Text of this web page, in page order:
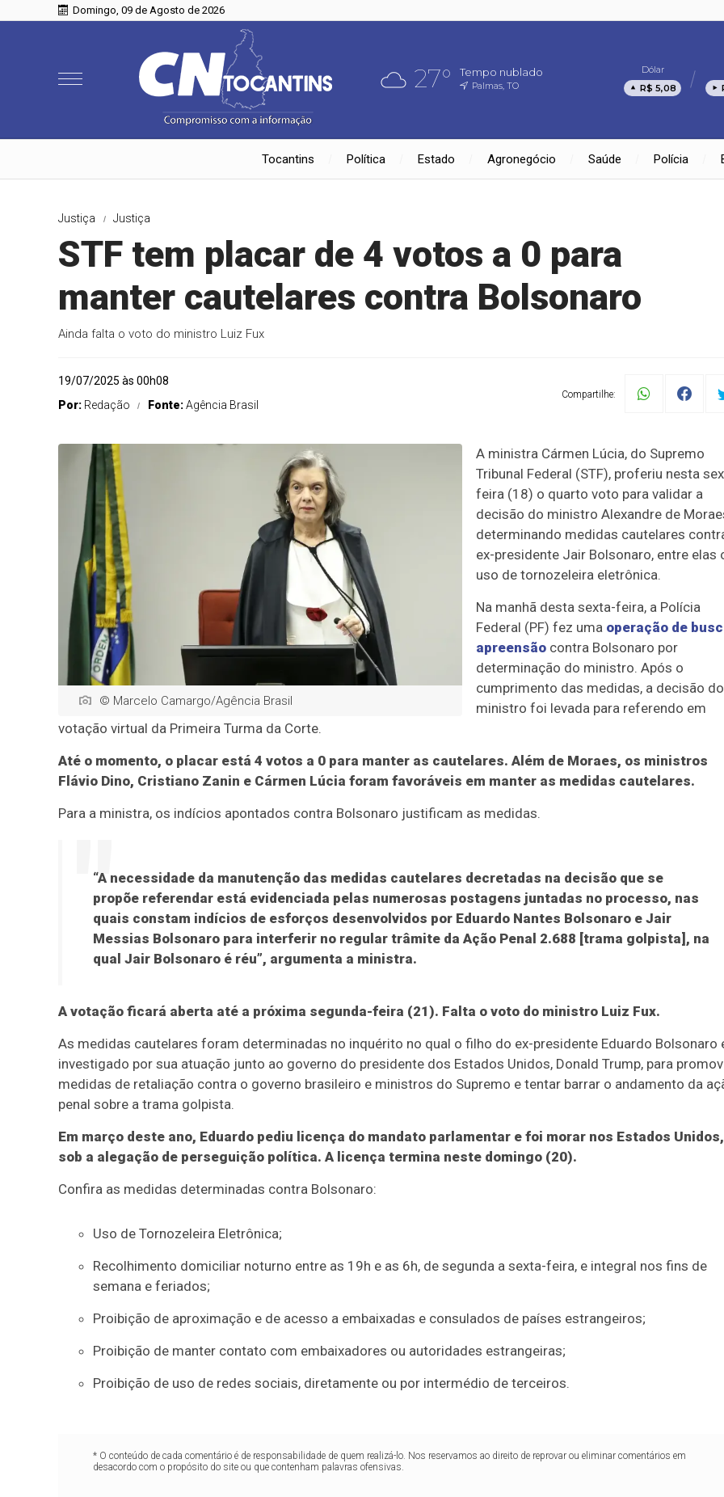
Domingo, 09 de Agosto de 2026
27° Tempo nublado
Palmas, TO
Dólar
R$ 5,08
Tocantins Política Estado Agronegócio Saúde Polícia
Justiça Justiça
STF tem placar de 4 votos a 0 para
manter cautelares contra Bolsonaro
Ainda falta o voto do ministro Luiz Fux
19/07/2025 às 00h08
Por: Redação Fonte:Agência Brasil
Compartilhe:
© Marcelo Camargo/Agência Brasil
A ministra Cármen Lúcia, do Supremo
Tribunal Federal (STF), proferiu nesta
feira (18) o quarto voto para validar a
decisão do ministro Alexandre de
determinando medidas cautelares
ex-presidente Jair Bolsonaro, entre elas
uso de tornozeleira eletrônica.
Na manhã desta sexta-feira, a Polícia
Federal (PF) fez uma operação de
apreensão contra Bolsonaro por
determinação do ministro. Após o
cumprimento das medidas, a decisão do
ministro foi levada para referendo em
votação virtual da Primeira Turma da Corte.
Até o momento, o placar está 4 votos a 0 para manter as cautelares. Além de Moraes, os ministros
Flávio Dino, Cristiano Zanin e Cármen Lúcia foram favoráveis em manter as medidas cautelares.
Para a ministra, os indícios apontados contra Bolsonaro justificam as medidas.
“A necessidade da manutenção das medidas cautelares decretadas na decisão que se
propõe referendar está evidenciada pelas numerosas postagens juntadas no processo, nas
quais constam indícios de esforços desenvolvidos por Eduardo Nantes Bolsonaro e Jair
Messias Bolsonaro para interferir no regular trâmite da Ação Penal 2.688 [trama golpista], na
qual Jair Bolsonaro é réu”, argumenta a ministra.
A votação ficará aberta até a próxima segunda-feira (21). Falta o voto do ministro Luiz Fux.
As medidas cautelares foram determinadas no inquérito no qual o filho do ex-presidente Eduardo Bolsonaro
investigado por sua atuação junto ao governo do presidente dos Estados Unidos, Donald Trump, para
medidas de retaliação contra o governo brasileiro e ministros do Supremo e tentar barrar o andamento da
penal sobre a trama golpista.
Em março deste ano, Eduardo pediu licença do mandato parlamentar e foi morar nos Estados Unidos,
sob a alegação de perseguição política. A licença termina neste domingo (20).
Confira as medidas determinadas contra Bolsonaro:
Uso de Tornozeleira Eletrônica;
Recolhimento domiciliar noturno entre as 19h e as 6h, de segunda a sexta-feira, e integral nos fins de
semana e feriados;
Proibição de aproximação e de acesso a embaixadas e consulados de países estrangeiros;
Proibição de manter contato com embaixadores ou autoridades estrangeiras;
Proibição de uso de redes sociais, diretamente ou por intermédio de terceiros.
* O conteúdo de cada comentário é de responsabilidade de quem realizá-lo. Nos reservamos ao direito de reprovar ou eliminar comentários em
desacordo com o propósito do site ou que contenham palavras ofensivas.